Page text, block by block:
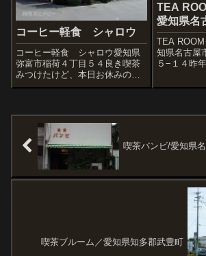
コーヒー軽食 シャロウ
コーヒー軽食 シャロウ愛知県
弥富市稲荷４丁目５４良き喫茶
みつけたけど、本日お休みのた
め眺めて帰りました。
TEA
愛知県名
TEA
知県名古屋
５−１４昨
街は道幅が
ょいと休ん
喫茶バンビ/愛知県
喫茶ブルーム／愛知県知多郡武豊町